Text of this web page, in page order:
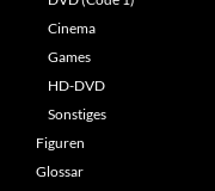
Cinema
Games
HD-DVD
Sonstiges
Figuren
Glossar